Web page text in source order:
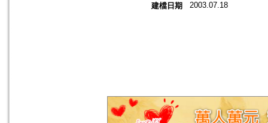
建檔日期 2003.07.18